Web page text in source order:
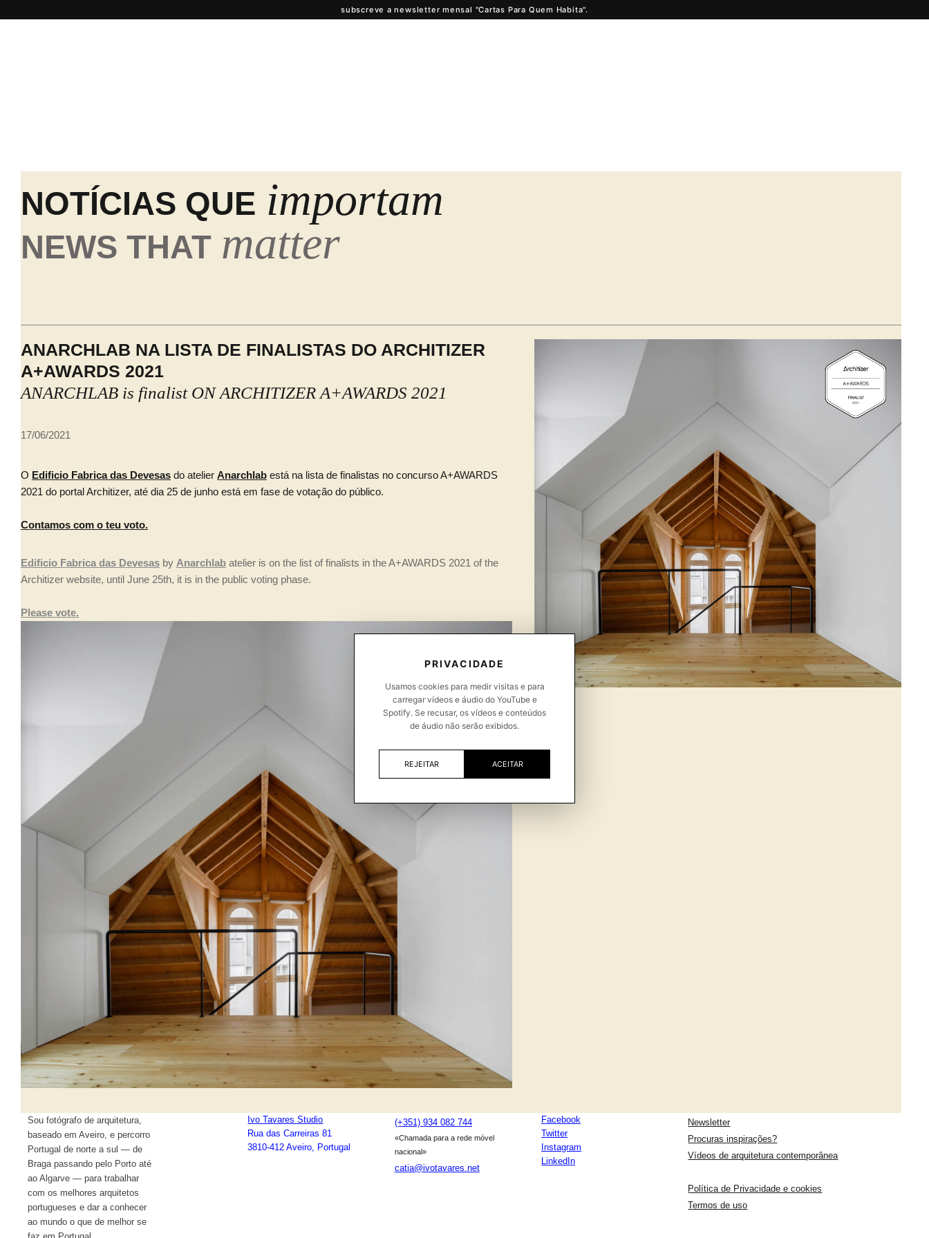
NOTÍCIAS QUE importam
NEWS THAT matter
ANARCHLAB NA LISTA DE FINALISTAS DO ARCHITIZER
A+AWARDS 2021
ANARCHLAB is finalist ON ARCHITIZER A+AWARDS 2021
17/06/2021
O Edificio Fabrica das Devesas do atelier Anarchlab está na lista de finalistas no concurso A+AWARDS
2021 do portal Architizer, até dia 25 de junho está em fase de votação do público.
Contamos com o teu voto.
Edificio Fabrica das Devesas by Anarchlab atelier is on the list of finalists in the A+AWARDS 2021 of the
Architizer website, until June 25th, it is in the public voting phase.
Please vote.
Sou fotógrafo de arquitetura,
baseado em Aveiro, e percorro
Portugal de norte a sul — de
Braga passando pelo Porto até
ao Algarve — para trabalhar
com os melhores arquitetos
portugueses e dar a conhecer
ao mundo o que de melhor se
Ivo Tavares Studio
Rua das Carreiras 81
3810-412 Aveiro, Portugal
(+351) 934 082 744
«Chamada para a rede móvel
nacional»
catia@ivotavares.net
Facebook
Twitter
Instagram
LinkedIn
Newsletter
Procuras inspirações?
Vídeos de arquitetura contemporânea
Política de Privacidade e cookies
Termos de uso
subscreve a newsletter mensal "Cartas Para Quem Habita".
PRIVACIDADE
Usamos cookies para medir visitas e para
carregar vídeos e áudio do YouTube e
Spotify. Se recusar, os vídeos e conteúdos
de áudio não serão exibidos.
REJEITAR ACEITAR